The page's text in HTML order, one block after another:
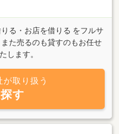
る・お店を借りる をフルサ
た売るのも貸すのもお任せ
します。
取り扱う
す